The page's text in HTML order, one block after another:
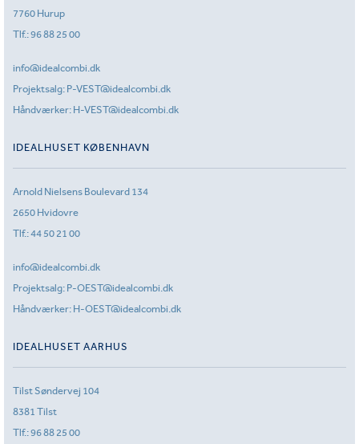
7760 Hurup
Tlf.:96 88 25 00
info@idealcombi.dk
Projektsalg: P-VEST@idealcombi.dk
Håndværker: H-VEST@idealcombi.dk
IDEALHUSET KØBENHAVN
Arnold Nielsens Boulevard 134
2650 Hvidovre
Tlf.:44 50 21 00
info@idealcombi.dk
Projektsalg: P-OEST@idealcombi.dk
Håndværker: H-OEST@idealcombi.dk
IDEALHUSET AARHUS
Tilst Søndervej 104
8381 Tilst
Tlf.:96 88 25 00